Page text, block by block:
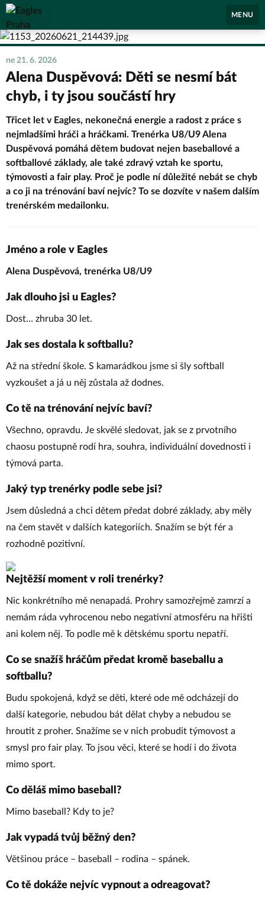
Eagles Praha
MENU
ne 21. 6. 2026
Alena Duspěvová: Děti se nesmí bát
chyb, i ty jsou součástí hry
Třicet let v Eagles, nekonečná energie a radost z práce s
nejmladšími hráči a hráčkami. Trenérka U8/U9 Alena
Duspěvová pomáhá dětem budovat nejen baseballové a
softballové základy, ale také zdravý vztah ke sportu,
týmovosti a fair play. Proč je podle ní důležité nebát se chyb
a co ji na trénování baví nejvíc? To se dozvíte v našem dalším
trenérském medailonku.
Jméno a role v Eagles
Alena Duspěvová, trenérka U8/U9
Jak dlouho jsi u Eagles?
Dost… zhruba 30 let.
Jak ses dostala k softballu?
Až na střední škole. S kamarádkou jsme si šly softball
vyzkoušet a já u něj zůstala až dodnes.
Co tě na trénování nejvíc baví?
Všechno, opravdu. Je skvělé sledovat, jak se z prvotního
chaosu postupně rodí hra, souhra, individuální dovednosti i
týmová parta.
Jaký typ trenérky podle sebe jsi?
Jsem důsledná a chci dětem předat dobré základy, aby měly
na čem stavět v dalších kategoriích. Snažím se být fér a
rozhodně pozitivní.
Nejtěžší moment v roli trenérky?
Nic konkrétního mě nenapadá. Prohry samozřejmě zamrzí a
nemám ráda vyhrocenou nebo negativní atmosféru na hřišti
ani kolem něj. To podle mě k dětskému sportu nepatří.
Co se snažíš hráčům předat kromě baseballu a
softballu?
Budu spokojená, když se děti, které ode mě odcházejí do
další kategorie, nebudou bát dělat chyby a nebudou se
hroutit z proher. Snažíme se v nich probudit týmovost a
smysl pro fair play. To jsou věci, které se hodí i do života
mimo sport.
Co děláš mimo baseball?
Mimo baseball? Kdy to je?
Jak vypadá tvůj běžný den?
Většinou práce – baseball – rodina – spánek.
Co tě dokáže nejvíc vypnout a odreagovat?